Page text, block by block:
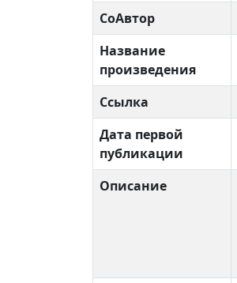
СоАвтор
Название
произведения
Ссылка
Дата первой
публикации
Описание